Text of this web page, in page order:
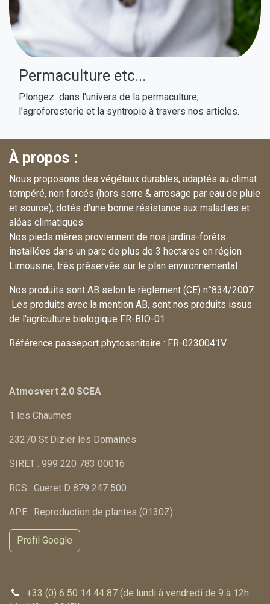
Permaculture etc...
Plongez dans l'univers de la permaculture,
l'agroforesterie et la syntropie à travers nos articles.
À propos :
Nous proposons des végétaux durables, adaptés au climat
tempéré, non forcés (hors serre & arrosage par eau de pluie
et source), dotés d’une bonne résistance aux maladies et
aléas climatiques.
Nos pieds mères proviennent de nos jardins-forêts
installées dans un parc de plus de 3 hectares en région
Limousine, très préservée sur le plan environnemental.
Nos produits sont AB selon le règlement (CE) n°834/2007.
Les produits avec la mention AB, sont nos produits issus
de l'agriculture biologique FR-BIO-01.
Référence passeport phytosanitaire : FR-0230041V
Atmosvert 2.0 SCEA
1 les Chaumes
23270 St Dizier les Domaines
SIRET : 999 220 783 00016
RCS : Gueret D 879 247 500
APE : Reproduction de plantes (0130Z)
Profil Google
+33 (0) 6 50 14 44 87 (de lundi à vendredi de 9 à 12h